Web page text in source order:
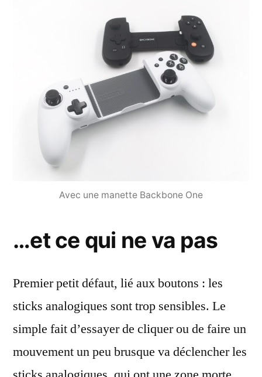
Avec une manette Backbone One
…et ce qui ne va pas
Premier petit défaut, lié aux boutons : les
sticks analogiques sont trop sensibles. Le
simple fait d’essayer de cliquer ou de faire un
mouvement un peu brusque va déclencher les